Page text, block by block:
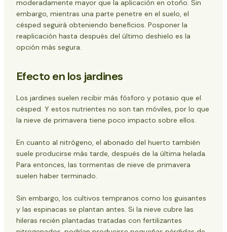
moderadamente mayor que la aplicación en otoño. Sin
embargo, mientras una parte penetre en el suelo, el
césped seguirá obteniendo beneficios. Posponer la
reaplicación hasta después del último deshielo es la
opción más segura.
Efecto en los jardines
Los jardines suelen recibir más fósforo y potasio que el
césped. Y estos nutrientes no son tan móviles, por lo que
la nieve de primavera tiene poco impacto sobre ellos.
En cuanto al nitrógeno, el abonado del huerto también
suele producirse más tarde, después de la última helada.
Para entonces, las tormentas de nieve de primavera
suelen haber terminado.
Sin embargo, los cultivos tempranos como los guisantes
y las espinacas se plantan antes. Si la nieve cubre las
hileras recién plantadas tratadas con fertilizantes